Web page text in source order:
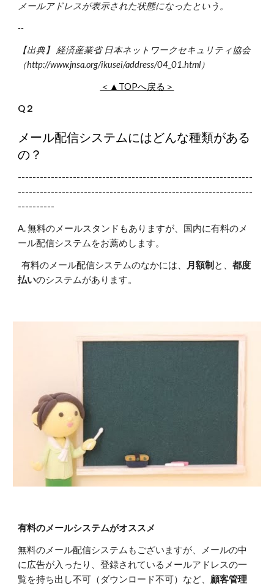
メールアドレスが表示された状態になったという。
--
【出典】 経済産業省 日本ネットワークセキュリティ協会
（http://www.jnsa.org/ikusei/address/04_01.html）
＜▲TOPへ戻る＞
Q２
メール配信システムにはどんな種類がある
の？
----------------------------------------------------------------
----------------------------------------------------------------
----------
A. 無料のメールスタンドもありますが、国内に有料のメ
ール配信システムをお薦めします。
有料のメール配信システムのなかには、 月額制 と、都度
払いのシステムがあります。
有料のメールシステムがオススメ
無料のメール配信システムもございますが、メールの中
に広告が入ったり、登録されているメールアドレスの一
覧を持ち出し不可（ダウンロード不可）など、 顧客管理